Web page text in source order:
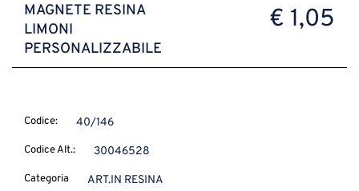
MAGNETE RESINA
LIMONI
PERSONALIZZABILE
€ 1,05
Codice: 40/146
Codice Alt.: 30046528
Categoria ART.IN RESINA